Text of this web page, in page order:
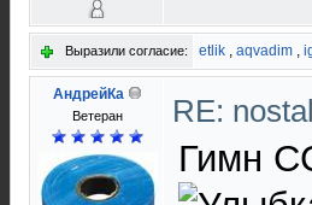
Выразили согласие: etlik , aqvadim ,
АндрейКа
Ветеран RE:
Гимн